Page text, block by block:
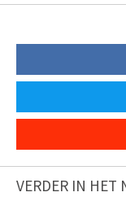
VERDER IN HET